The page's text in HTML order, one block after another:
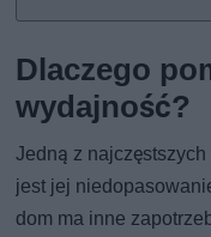
Dlaczego
wydajność?
Jedną z najczęstszych
jest jej
dom ma inne